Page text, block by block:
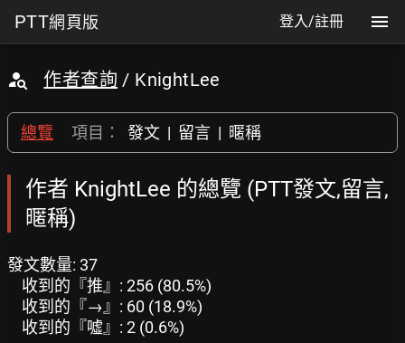
PTT網頁版 登入/註冊
作者查詢 / KnightLee
總覽 項目： 發文 | 留言 | 暱稱
作者 KnightLee 的總覽 (PTT發文,留言,
暱稱)
發文數量: 37
收到的『推』: 256 (80.5%)
收到的『→』: 60 (18.9%)
收到的『噓』: 2 (0.6%)